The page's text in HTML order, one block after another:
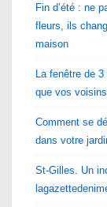
Fin d’été : ne
fleurs, ils
maison
La fenêtre de
que vos
Comment se
dans votre
St-Gilles. Un